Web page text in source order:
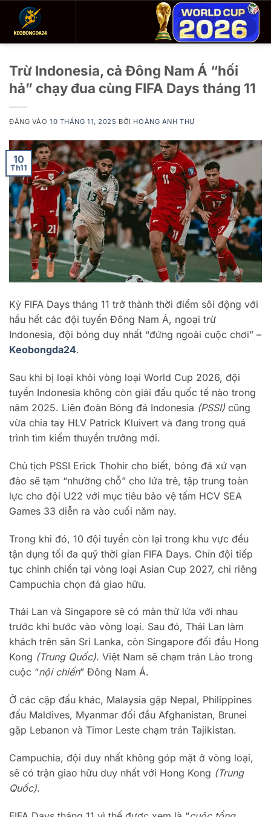
Trừ Indonesia, cả Đông Nam Á “hối
hả” chạy đua cùng FIFA Days tháng 11
ĐĂNG VÀO10 THÁNG 11, 2025 BỞI HOÀNG ANH THƯ
10
Th11
Kỳ FIFA Days tháng 11 trở thành thời điểm sôi động với
hầu hết các đội tuyển Đông Nam Á, ngoại trừ
Indonesia, đội bóng duy nhất “đứng ngoài cuộc chơi” –
Keobongda24.
Sau khi bị loại khỏi vòng loại World Cup 2026, đội
tuyển Indonesia không còn giải đấu quốc tế nào trong
năm 2025. Liên đoàn Bóng đá Indonesia (PSSI) cũng
vừa chia tay HLV Patrick Kluivert và đang trong quá
trình tìm kiếm thuyền trưởng mới.
Chủ tịch PSSI Erick Thohir cho biết, bóng đá xứ vạn
đảo sẽ tạm “nhường chỗ” cho lứa trẻ, tập trung toàn
lực cho đội U22 với mục tiêu bảo vệ tấm HCV SEA
Games 33 diễn ra vào cuối năm nay.
Trong khi đó, 10 đội tuyển còn lại trong khu vực đều
tận dụng tối đa quỹ thời gian FIFA Days. Chín đội tiếp
tục chinh chiến tại vòng loại Asian Cup 2027, chỉ riêng
Campuchia chọn đá giao hữu.
Thái Lan và Singapore sẽ có màn thử lửa với nhau
trước khi bước vào vòng loại. Sau đó, Thái Lan làm
khách trên sân Sri Lanka, còn Singapore đối đầu Hong
Kong (Trung Quốc). Việt Nam sẽ chạm trán Lào trong
cuộc “nội chiến” Đông Nam Á.
Ở các cặp đấu khác, Malaysia gặp Nepal, Philippines
đấu Maldives, Myanmar đối đầu Afghanistan, Brunei
gặp Lebanon và Timor Leste chạm trán Tajikistan.
Campuchia, đội duy nhất không góp mặt ở vòng loại,
sẽ có trận giao hữu duy nhất với Hong Kong (Trung
Quốc).